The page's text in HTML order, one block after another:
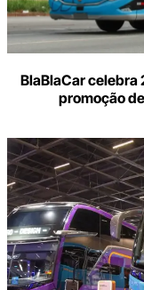
BlaBlaCar celebra
promoção